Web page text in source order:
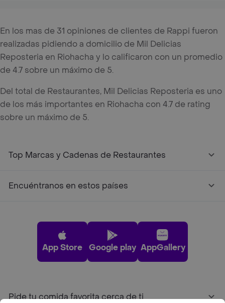
En los mas de 31 opiniones de clientes de Rappi fueron
realizadas pidiendo a domicilio de Mil Delicias
Reposteria en Riohacha y lo calificaron con un promedio
de 4.7 sobre un máximo de 5.
Del total de Restaurantes, Mil Delicias Reposteria es uno
de los más importantes en Riohacha con 4.7 de rating
sobre un máximo de 5.
Top Marcas y Cadenas de Restaurantes
Encuéntranos en estos países
App Store Google play AppGallery
Pide tu comida favorita cerca de ti